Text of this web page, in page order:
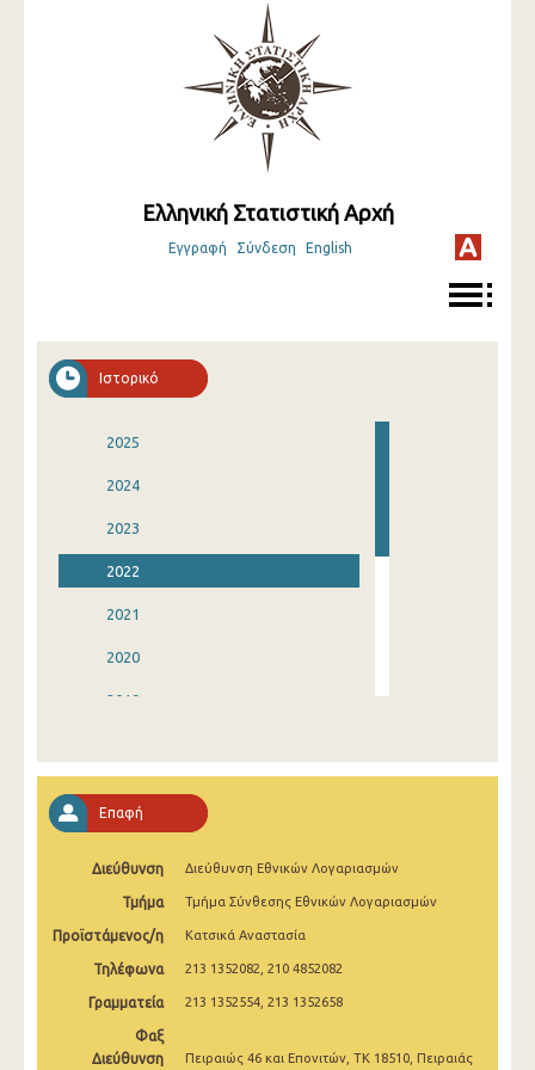
Ελληνική Στατιστική Αρχή
Εγγραφή Σύνδεση English
Ιστορικό
2025
2024
2023
2022
2021
2020
2019
2016
2015
2014
1996
Επαφή
Διεύθυνση Διεύθυνση Εθνικών Λογαριασμών
Τμήμα Τμήμα Σύνθεσης Εθνικών Λογαριασμών
Προϊστάμενος/η Κατσικά Αναστασία
Τηλέφωνα 213 1352082, 210 4852082
Γραμματεία 213 1352554, 213 1352658
Φαξ
Διεύθυνση
Πειραιώς 46 και Επονιτών, ΤΚ 18510, Πειραιάς